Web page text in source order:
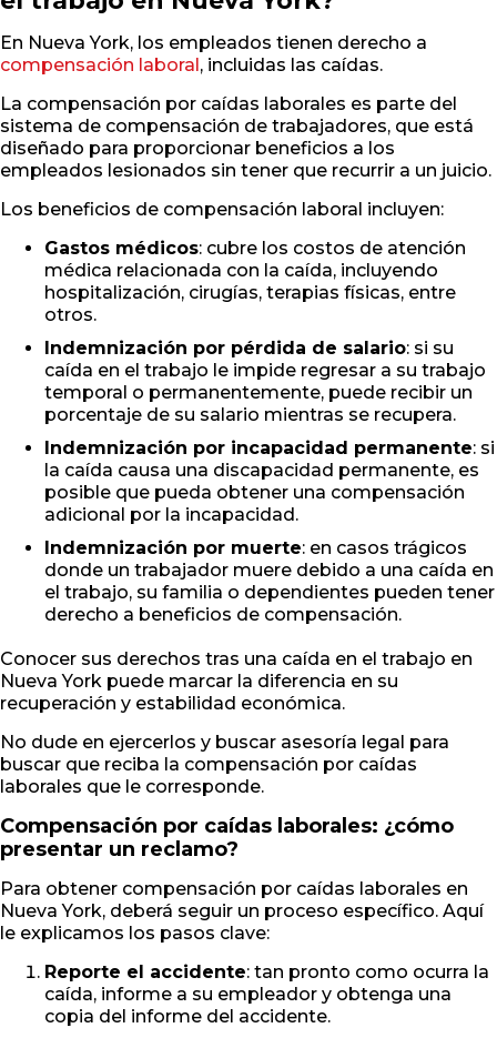
En Nueva York, los empleados tienen derecho a
compensación laboral , incluidas las caídas.
La compensación por caídas laborales es parte del
sistema de compensación de trabajadores, que está
diseñado para proporcionar beneficios a los
empleados lesionados sin tener que recurrir a un juicio.
Los beneficios de compensación laboral incluyen:
Gastos médicos: cubre los costos de atención
médica relacionada con la caída, incluyendo
hospitalización, cirugías, terapias físicas, entre
otros.
Indemnización por pérdida de salario: si su
caída en el trabajo le impide regresar a su trabajo
temporal o permanentemente, puede recibir un
porcentaje de su salario mientras se recupera.
Indemnización por incapacidad permanente: si
la caída causa una discapacidad permanente, es
posible que pueda obtener una compensación
adicional por la incapacidad.
Indemnización por muerte: en casos trágicos
donde un trabajador muere debido a una caída en
el trabajo, su familia o dependientes pueden tener
derecho a beneficios de compensación.
Conocer sus derechos tras una caída en el trabajo en
Nueva York puede marcar la diferencia en su
recuperación y estabilidad económica.
No dude en ejercerlos y buscar asesoría legal para
buscar que reciba la compensación por caídas
laborales que le corresponde.
Compensación por caídas laborales: ¿cómo
presentar un reclamo?
Para obtener compensación por caídas laborales en
Nueva York, deberá seguir un proceso específico. Aquí
le explicamos los pasos clave:
Reporte el accidente: tan pronto como ocurra la
caída, informe a su empleador y obtenga una
copia del informe del accidente.